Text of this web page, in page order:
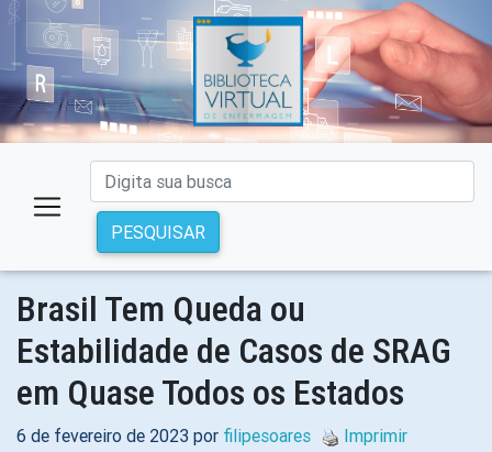
PESQUISAR
Brasil Tem Queda ou
Estabilidade de Casos de SRAG
em Quase Todos os Estados
6 de fevereiro de 2023 por filipesoares
Imprimir